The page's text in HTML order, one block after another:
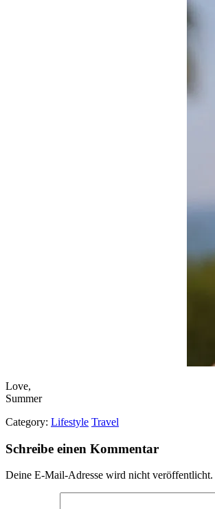
Love,
Summer
Category: Lifestyle Travel
Schreibe einen Kommentar
Deine E-Mail-Adresse wird nicht veröffentlicht.